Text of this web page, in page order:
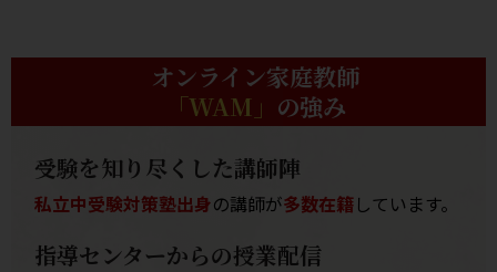
オンライン家庭教師
「WAM」 の強み
受験を知り尽くした講師陣
私立中受験対策塾出身の講師が多数在籍しています。
指導センターからの授業配信